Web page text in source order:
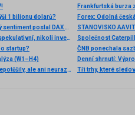
1 bilionu dolarů?
Analýza DAX, Nasdaq, EUR/USD: Zlepšený sentiment poslal DAX na nová maxima
Praktické okénko: Bitcoin aktuálně jako spekulativní, nikoli investiční aktivum
startup?
(W1–H4)
Akciová analýza: Výsledky McDonald’s nepotěšily, ale ani neurazily. Jakou vizi společnost prezentovala?
Frankfurtská burza
Denní shrnutí:
Tři trhy, které